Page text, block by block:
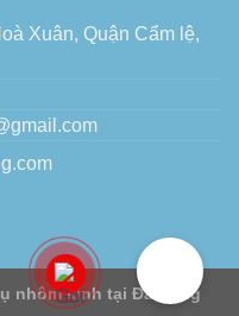
Xuân, Quận Cẩm lệ,
nhôm kính tại Đà Nẵng